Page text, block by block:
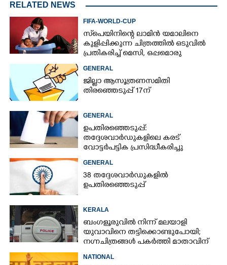
RELATED NEWS
FIFA-WORLD-CUP
സ്‌പെയിനിന്റെ ലാമിൻ യമാലിനെ
കുളിപ്പിക്കുന്ന ചിത്രത്തിൽ ഒടുവിൽ
പ്രതികരിച്ച് മെസി, ഒപ്പമൊരു
മുന്നറിയിപ്പും
GENERAL
ജില്ലാ ആസൂത്രണസമിതി
തിരഞ്ഞെടുപ്പ് 17ന്
GENERAL
ഉപതിരഞ്ഞെടുപ്പ്:
തദ്ദേശവാർഡുകളിലെ കരട്
വോട്ടർപട്ടിക പ്രസിദ്ധീകരിച്ചു
GENERAL
38 തദ്ദേശവാർഡുകളിൽ
ഉപതിരഞ്ഞെടുപ്പ്
KERALA
ബംഗളൂരുവിൽ നിന്ന് മലയാളി
യുവാവിനെ തട്ടിക്കൊണ്ടുപോയി;
നഗ്നചിത്രങ്ങൾ പകർത്തി മാതാവിന്
അയച്ചു
NATIONAL